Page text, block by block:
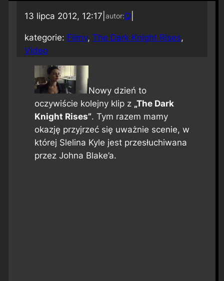
13 lipca 2012, 12:17 autor:Q
kategorie: Filmy, The Dark Knight Rises
Video
Nowy dzień to
oczywiście kolejny klip z „The Dark
Knight Rises”. Tym razem mamy
okazję przyjrzeć się uważnie scenie, w
której Slelina Kyle jest przesłuchiwana
przez Johna Blake’a.